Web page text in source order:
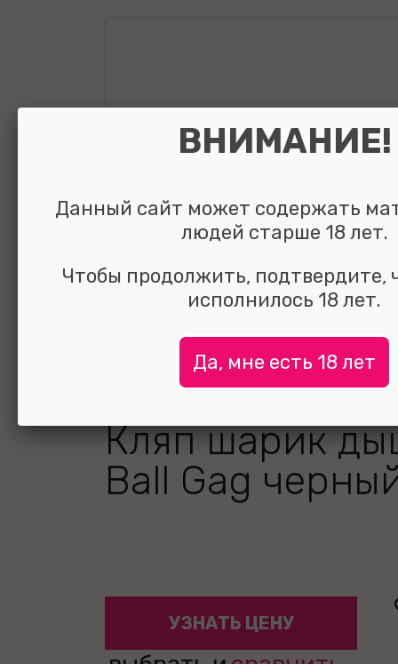
Кляп шарик
Ball Gag
УЗНАТЬ ЦЕНУ
ВНИМАНИЕ!
Данный сайт может содержать
людей старше 18 лет.
Чтобы продолжить, подтвердите,
исполнилось 18 лет.
Да, мне есть 18 лет